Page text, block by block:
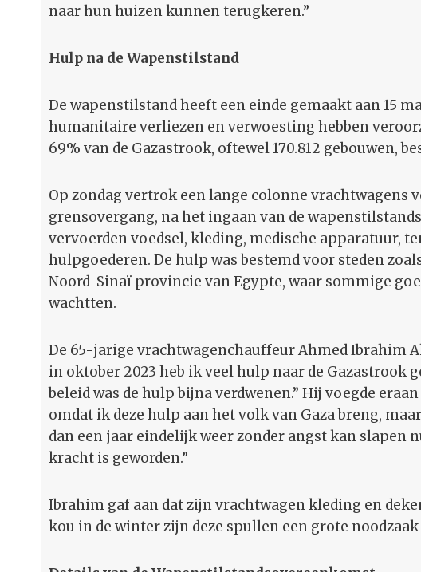
naar hun huizen kunnen terugkeren.”
Hulp na de Wapenstilstand
De wapenstilstand heeft een einde gemaakt aan 15
humanitaire verliezen en verwoesting hebben
69% van de Gazastrook, oftewel 170.812 gebouwen,
Op zondag vertrok een lange colonne
grensovergang, na het ingaan van de
vervoerden voedsel, kleding, medische apparatuur,
hulpgoederen. De hulp was bestemd voor steden
Noord-Sinaï provincie van Egypte, waar sommige
wachtten.
De 65-jarige vrachtwagenchauffeur Ahmed Ibrahim
in oktober 2023 heb ik veel hulp naar de Gazastrook
beleid was de hulp bijna verdwenen.” Hij voegde
omdat ik deze hulp aan het volk van Gaza breng,
dan een jaar eindelijk weer zonder angst kan slapen
kracht is geworden.”
Ibrahim gaf aan dat zijn vrachtwagen kleding en
kou in de winter zijn deze spullen een grote noodzaak